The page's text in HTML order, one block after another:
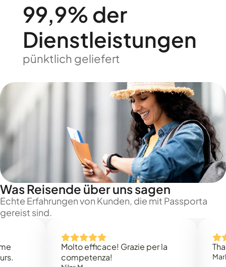
99,9% der
Dienstleistungen
pünktlich geliefert
Was Reisende über uns sagen
Echte Erfahrungen von Kunden, die mit Passporta
gereist sind.
Molto efficace! Grazie per la
competenza!
Thank
Mark N.